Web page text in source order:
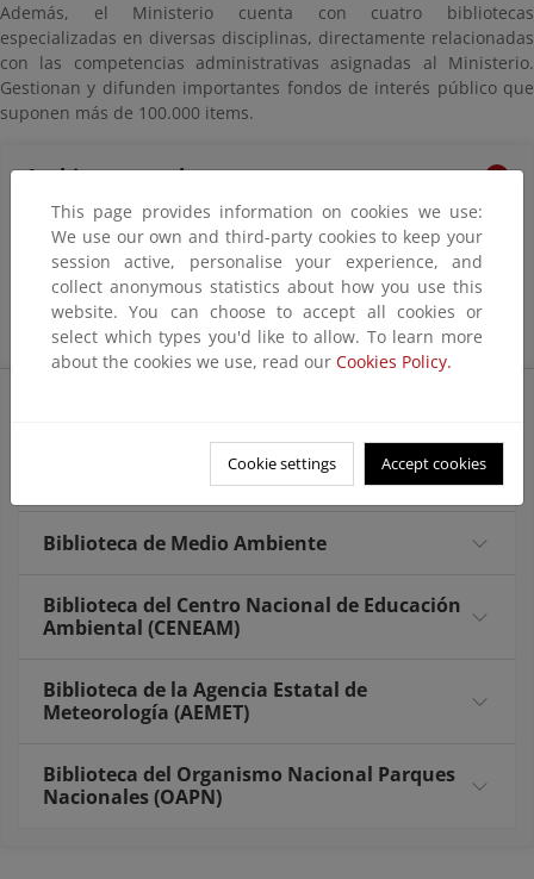
Además, el Ministerio cuenta con cuatro bibliotecas
especializadas en diversas disciplinas, directamente relacionadas
con las competencias administrativas asignadas al Ministerio.
Gestionan y difunden importantes fondos de interés público que
suponen más de 100.000 items.
Archivo general
Información y datos de contacto
Ubicación y opciones de transporte
Biblioteca de Medio Ambiente
Biblioteca del Centro Nacional de Educación
Ambiental (CENEAM)
Biblioteca de la Agencia Estatal de
Meteorología (AEMET)
Biblioteca del Organismo Nacional Parques
Nacionales (OAPN)
This page provides information on cookies we use:
We use our own and third-party cookies to keep your
session active, personalise your experience, and
collect anonymous statistics about how you use this
website. You can choose to accept all cookies or
select which types you'd like to allow. To learn more
about the cookies we use, read our Cookies Policy.
Cookie settings Accept cookies